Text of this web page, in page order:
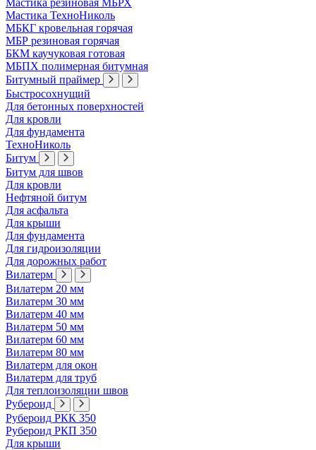
Мастика резиновая МБРХ
Мастика ТехноНиколь
МБКГ кровельная горячая
МБР резиновая горячая
БКМ каучуковая готовая
МБПХ полимерная битумная
Битумный праймер
Быстросохнущий
Для бетонных поверхностей
Для кровли
Для фундамента
ТехноНиколь
Битум
Битум для швов
Для кровли
Нефтяной битум
Для асфальта
Для крыши
Для фундамента
Для гидроизоляции
Для дорожных работ
Вилатерм
Вилатерм 20 мм
Вилатерм 30 мм
Вилатерм 40 мм
Вилатерм 50 мм
Вилатерм 60 мм
Вилатерм 80 мм
Вилатерм для окон
Вилатерм для труб
Для теплоизоляции швов
Рубероид
Рубероид РКК 350
Рубероид РКП 350
Для крыши